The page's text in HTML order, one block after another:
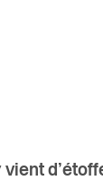
vient